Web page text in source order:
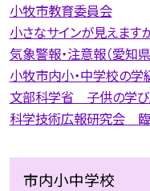
小牧市教育委員会
小さなサインが見えます
気象警報・注意報（愛知県
小牧市内小・中学校の
文部科学省 子供の学び
科学技術広報研究会
市内小中学校